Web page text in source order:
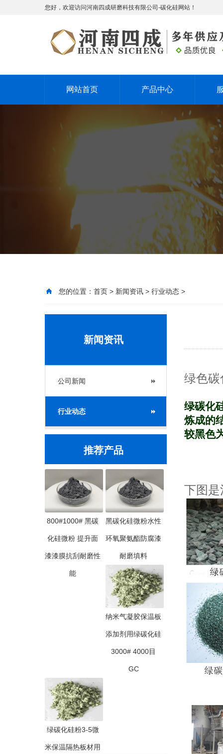
您好，欢迎访问河南四成研磨科技有限公司-碳化硅网站！
网站首页 产品中心
您的位置： 首页 > 新闻资讯 > 行业动态 >
新闻资讯
公司新闻
行业动态
推荐产品
800#1000# 黑碳
化硅微粉 提升面
漆漆膜抗刮耐磨性
能
黑碳化硅微粉水性
环氧聚氨酯防腐漆
耐磨填料
纳米气凝胶保温板
添加剂用绿碳化硅
3000# 4000目
GC
绿碳化硅粉3-5微
米保温隔热板材用
绿色
绿碳化
炼成的
较黑色
下图